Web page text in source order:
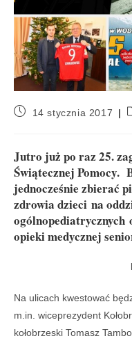
14 stycznia 2017
Jutro już po raz 25.
Świątecznej Pomocy.
jednocześnie zbierać
zdrowia dzieci na
ogólnopediatrycznych
opieki medycznej
Na ulicach kwestować
m.in. wiceprezydent
kołobrzeski Tomasz